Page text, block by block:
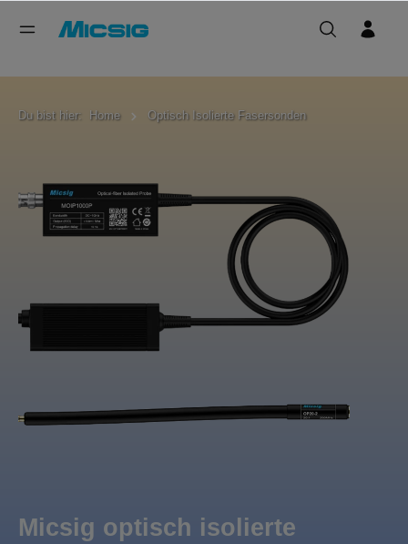
Du bist hier: Home Optisch Isolierte Fasersonden
Micsig optisch isolierte